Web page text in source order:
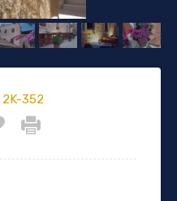
2K-352